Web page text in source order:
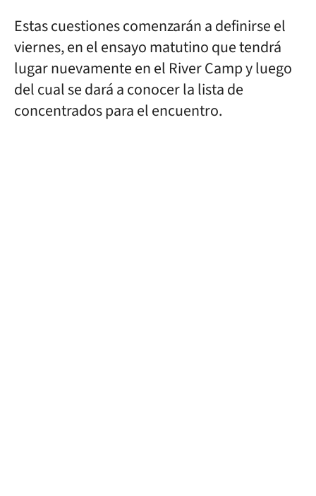
Estas cuestiones comenzarán a definirse el
viernes, en el ensayo matutino que tendrá
lugar nuevamente en el River Camp y luego
del cual se dará a conocer la lista de
concentrados para el encuentro.